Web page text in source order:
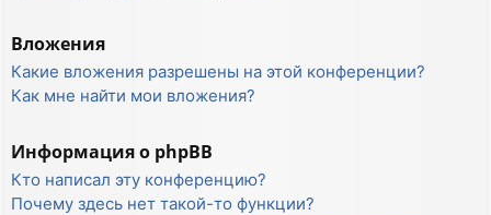
Вложения
Какие вложения разрешены на этой конференции?
Как мне найти мои вложения?
Информация о phpBB
Кто написал эту конференцию?
Почему здесь нет такой-то функции?